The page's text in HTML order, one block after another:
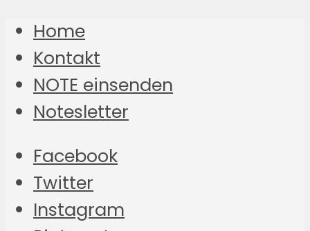
Home
Kontakt
NOTE einsenden
Notesletter
Facebook
Twitter
Instagram